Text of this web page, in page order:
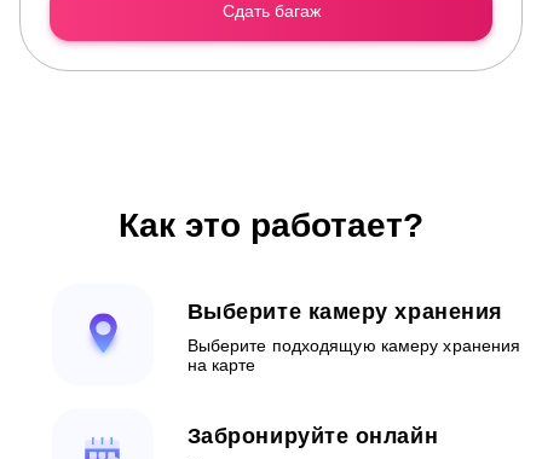
Сдать багаж
Как это работает?
Выберите камеру хранения
Выберите подходящую камеру хранения
на карте
Забронируйте онлайн